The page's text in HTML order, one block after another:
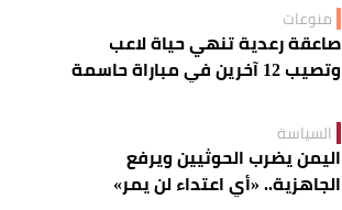
منوعات
صاعقة رعدية تنهي حياة لاعب
وتصيب 12 آخرين في مباراة حاسمة
السياسة
اليمن يضرب الحوثيين ويرفع
الجاهزية.. «أي اعتداء لن يمر»